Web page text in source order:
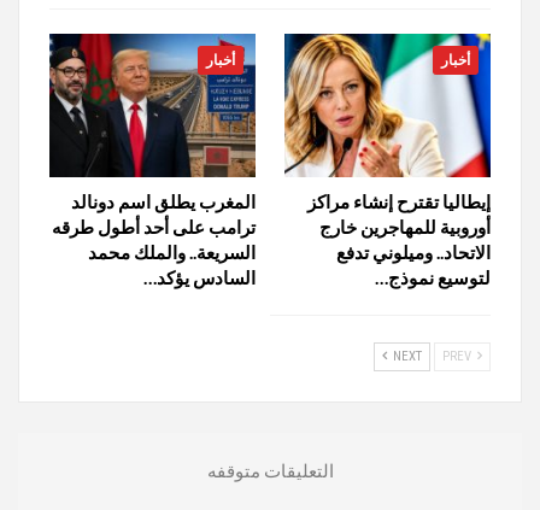
أخبار
إيطاليا تقترح إنشاء مراكز
أوروبية للمهاجرين خارج
الاتحاد.. وميلوني تدفع
لتوسيع نموذج…
أخبار
المغرب يطلق اسم دونالد
ترامب على أحد أطول طرقه
السريعة.. والملك محمد
السادس يؤكد…
NEXT
التعليقات متوقفه